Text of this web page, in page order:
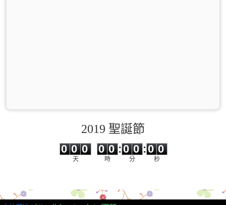
2019 聖誕節
0 0 0
天
0
0
0
時
:
0
0
0
0
分
:0 0
秒